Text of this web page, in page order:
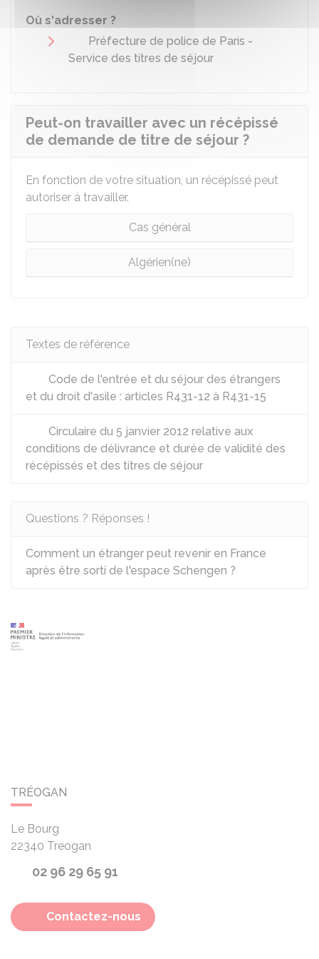
Où s'adresser ?
Préfecture de police de Paris -
Service des titres de séjour
Peut-on travailler avec un récépissé
de demande de titre de séjour ?
En fonction de votre situation, un récépissé peut
autoriser à travailler.
Cas général
Algérien(ne)
Textes de référence
Code de l'entrée et du séjour des étrangers
et du droit d'asile : articles R431-12 à R431-15
Circulaire du 5 janvier 2012 relative aux
conditions de délivrance et durée de validité des
récépissés et des titres de séjour
Questions ? Réponses !
Comment un étranger peut revenir en France
après être sorti de l'espace Schengen ?
TRÉOGAN
Le Bourg
22340 Treogan
02 96 29 65 91
Contactez-nous